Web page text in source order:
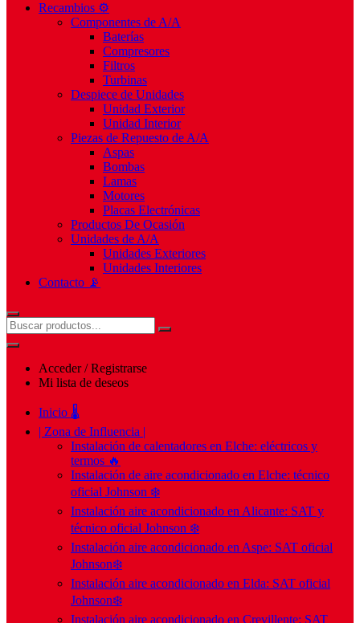
Recambios ⚙️
Componentes de A/A
Baterías
Compresores
Filtros
Turbinas
Despiece de Unidades
Unidad Exterior
Unidad Interior
Piezas de Repuesto de A/A
Aspas
Bombas
Lamas
Motores
Placas Electrónicas
Productos De Ocasión
Unidades de A/A
Unidades Exteriores
Unidades Interiores
Contacto 📡
Acceder / Registrarse
Mi lista de deseos
Inicio 🌡️
| Zona de Influencia |
Instalación de calentadores en Elche: eléctricos y
termos 🔥
Instalación de aire acondicionado en Elche: técnico
oficial Johnson ❄️
Instalación aire acondicionado en Alicante: SAT y
técnico oficial Johnson ❄️
Instalación aire acondicionado en Aspe: SAT oficial
Johnson❄️
Instalación aire acondicionado en Elda: SAT oficial
Johnson❄️
Instalación aire acondicionado en Crevillente: SAT